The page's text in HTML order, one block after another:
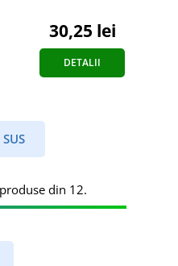
30,25 lei
DETALII
din 12.